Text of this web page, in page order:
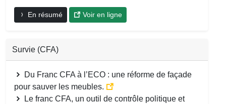
En résumé Voir en ligne
Survie (CFA)
Du Franc CFA à l’ECO : une réforme de façade
pour sauver les meubles.
Le franc CFA, un outil de contrôle politique et